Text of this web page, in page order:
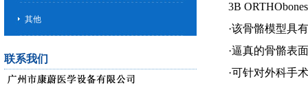
其他
联系我们
3B
·该骨骼模型具
·逼真的骨骼表
·可针对外科手